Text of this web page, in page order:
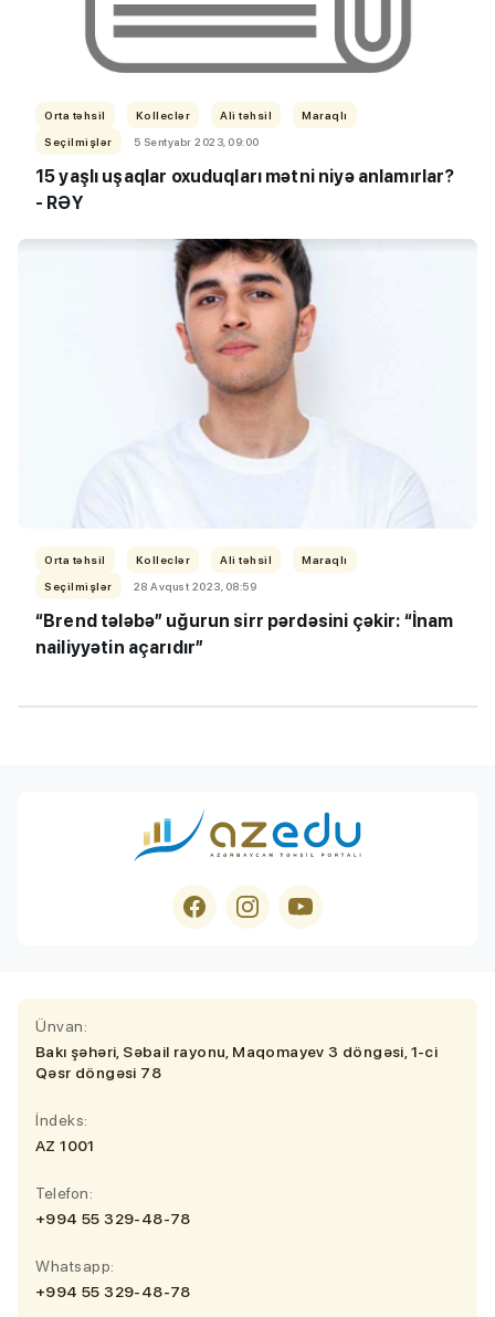
Orta təhsil Kolleclər Ali təhsil
Maraqlı
Seçilmişlər
5 Sentyabr 2023, 09:00
15 yaşlı uşaqlar oxuduqları mətni niyə anlamırlar?
- RƏY
Orta təhsil Kolleclər Ali təhsil
Maraqlı
Seçilmişlər
28 Avqust 2023, 08:59
“Brend tələbə” uğurun sirr pərdəsini çəkir: “İnam
nailiyyətin açarıdır”
Ünvan:
Bakı şəhəri, Səbail rayonu, Maqomayev 3 döngəsi, 1-ci
Qəsr döngəsi 78
İndeks:
AZ 1001
Telefon:
+994 55 329-48-78
Whatsapp:
+994 55 329-48-78